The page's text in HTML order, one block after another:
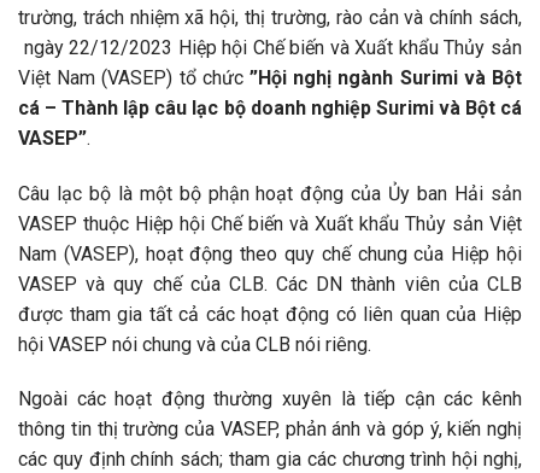
trường, trách nhiệm xã hội, thị trường, rào cản và chính sách,
ngày 22/12/2023 Hiệp hội Chế biến và Xuất khẩu Thủy sản
Việt Nam (VASEP) tổ chức ”Hội nghị ngành Surimi và Bột
cá – Thành lập câu lạc bộ doanh nghiệp Surimi và Bột cá
VASEP”.
Câu lạc bộ là một bộ phận hoạt động của Ủy ban Hải sản
VASEP thuộc Hiệp hội Chế biến và Xuất khẩu Thủy sản Việt
Nam (VASEP), hoạt động theo quy chế chung của Hiệp hội
VASEP và quy chế của CLB. Các DN thành viên của CLB
được tham gia tất cả các hoạt động có liên quan của Hiệp
hội VASEP nói chung và của CLB nói riêng.
Ngoài các hoạt động thường xuyên là tiếp cận các kênh
thông tin thị trường của VASEP, phản ánh và góp ý, kiến nghị
các quy định chính sách; tham gia các chương trình hội nghị,